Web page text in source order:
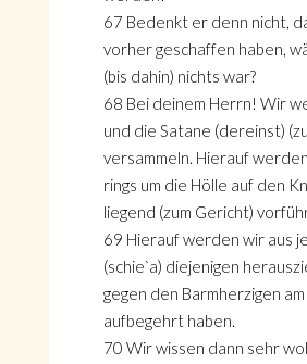
67 Bedenkt er denn nicht,
vorher geschaffen haben,
(bis dahin) nichts war?
68 Bei deinem Herrn! Wir
und die Satane (dereinst)
versammeln. Hierauf
rings um die Hölle auf den
liegend (zum Gericht)
69 Hierauf werden wir aus
(schie`a) diejenigen
gegen den Barmherzigen
aufbegehrt haben.
70 Wir wissen dann sehr